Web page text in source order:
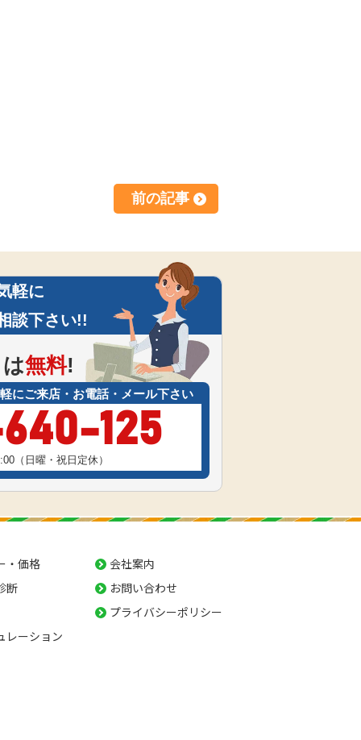
前の記事
軽に
談下さい!!
は無料!
にご来店・お電話・メール下さい
125
（日曜・祝日定休）
・価格
断
レーション
会社案内
お問い合わせ
プライバシーポリシー